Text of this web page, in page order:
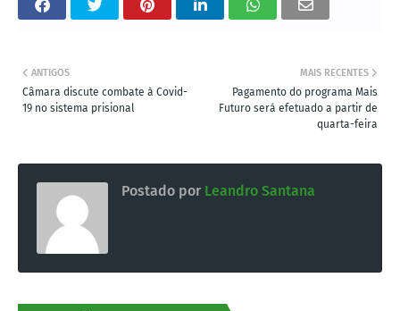
MAIS RECENTES
Pagamento do programa Mais
Futuro será efetuado a partir de
quarta-feira
ANTIGOS
Câmara discute combate à Covid-
19 no sistema prisional
Postado por Leandro Santana